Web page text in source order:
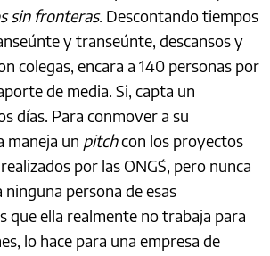
sin fronteras. Descontando tiempos
y transeúnte, descansos y
colegas, encara a 140 personas por
de media. Si, capta un
días. Para conmover a su
maneja un pitchcon los proyectos
por las ONG´S, pero nunca
ninguna persona de esas
que ella realmente no trabaja para
lo hace para una empresa de